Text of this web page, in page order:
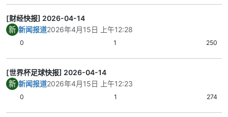
[财经快报] 2026-04-14
新 新闻报道2026年4月15日 上午12:28
0 1 250
[世界杯足球快报] 2026-04-14
新 新闻报道2026年4月15日 上午12:23
0 1 274